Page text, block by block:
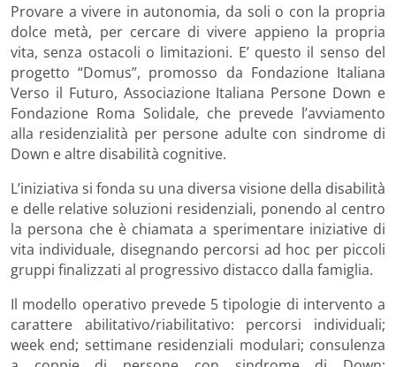
Provare a vivere in autonomia, da soli o con la propria
dolce metà, per cercare di vivere appieno la propria
vita, senza ostacoli o limitazioni. E’ questo il senso del
progetto “Domus”, promosso da Fondazione Italiana
Verso il Futuro, Associazione Italiana Persone Down e
Fondazione Roma Solidale, che prevede l’avviamento
alla residenzialità per persone adulte con sindrome di
Down e altre disabilità cognitive.
L’iniziativa si fonda su una diversa visione della disabilità
e delle relative soluzioni residenziali, ponendo al centro
la persona che è chiamata a sperimentare iniziative di
vita individuale, disegnando percorsi ad hoc per piccoli
gruppi finalizzati al progressivo distacco dalla famiglia.
Il modello operativo prevede 5 tipologie di intervento a
carattere abilitativo/riabilitativo: percorsi individuali;
week end; settimane residenziali modulari; consulenza